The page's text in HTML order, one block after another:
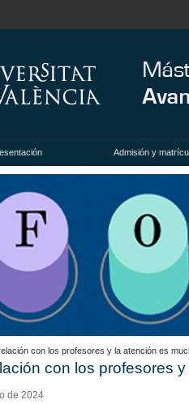
Admisión y
con los profesores y la atención es
con los profesores
de 2024